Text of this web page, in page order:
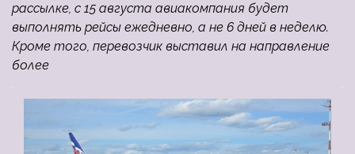
рассылке, с 15 августа авиакомпания будет
выполнять рейсы ежедневно, а не 6 дней в неделю.
Кроме того, перевозчик выставил на направление
более